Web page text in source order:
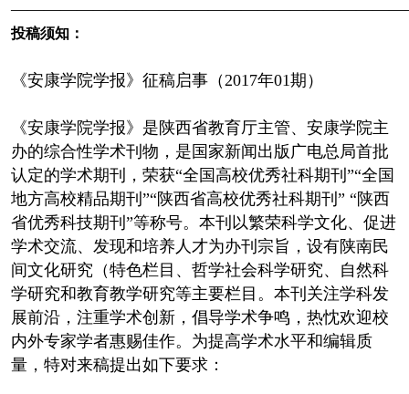
投稿须知：
《安康学院学报》征稿启事（2017年01期）
《安康学院学报》是陕西省教育厅主管、安康学院主
办的综合性学术刊物，是国家新闻出版广电总局首批
认定的学术期刊，荣获“全国高校优秀社科期刊”“全国
地方高校精品期刊”“陕西省高校优秀社科期刊” “陕西
省优秀科技期刊”等称号。本刊以繁荣科学文化、促进
学术交流、发现和培养人才为办刊宗旨，设有陕南民
间文化研究（特色栏目、哲学社会科学研究、自然科
学研究和教育教学研究等主要栏目。本刊关注学科发
展前沿，注重学术创新，倡导学术争鸣，热忱欢迎校
内外专家学者惠赐佳作。为提高学术水平和编辑质
量，特对来稿提出如下要求：